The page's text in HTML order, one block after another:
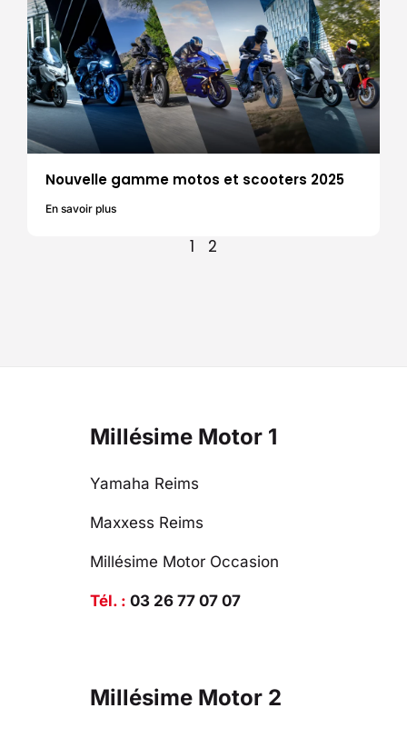
Nouvelle gamme motos et scooters 2025
En savoir plus
1 2
Millésime Motor 1
Yamaha Reims
Maxxess Reims
Millésime Motor Occasion
Tél. : 03 26 77 07 07
Millésime Motor 2